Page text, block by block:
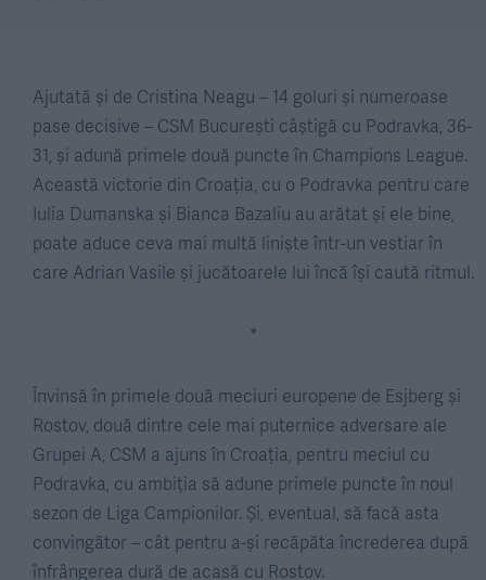
Ajutată și de Cristina Neagu – 14 goluri și numeroase
pase decisive – CSM București câștigă cu Podravka, 36-
31, și adună primele două puncte în Champions League.
Această victorie din Croația, cu o Podravka pentru care
Iulia Dumanska și Bianca Bazaliu au arătat și ele bine,
poate aduce ceva mai multă liniște într-un vestiar în
care Adrian Vasile și jucătoarele lui încă își caută ritmul.
*
Învinsă în primele două meciuri europene de Esjberg și
Rostov, două dintre cele mai puternice adversare ale
Grupei A, CSM a ajuns în Croația, pentru meciul cu
Podravka, cu ambiția să adune primele puncte în noul
sezon de Liga Campionilor. Și, eventual, să facă asta
convingător – cât pentru a-și recăpăta încrederea după
înfrângerea dură de acasă cu Rostov.